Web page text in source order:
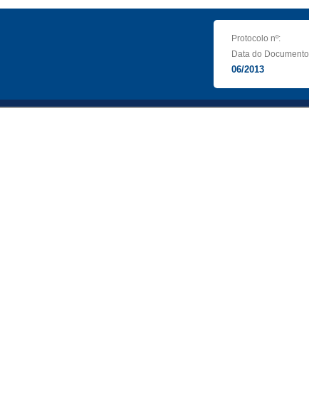
Protocolo nº:
Data do Documento
06/2013